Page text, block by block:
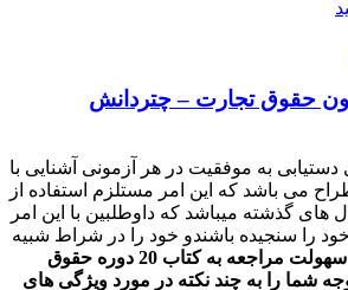
به موفقیت در هر آزمونی آشنایی با
می باشد که این امر مستلزم استفاده از
گذشته میباشد که داوطلبین با این امر
را سنجیده باشندو خود را در شراط شبیه
جهت سهولت مراجعه به کتاب 20 دوره حقوق
شما را به چند نکته در مورد ویژگی های